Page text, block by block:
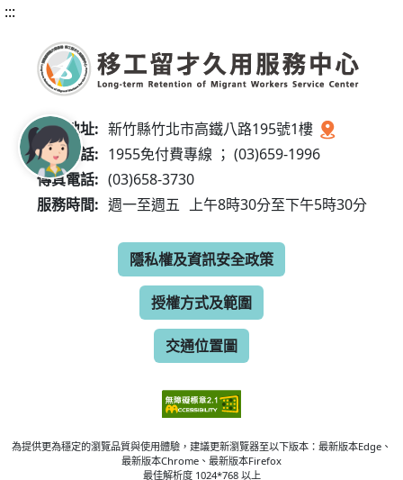
:::
服務地址: 新竹縣竹北市高鐵八路195號1樓
服務電話: 1955免付費專線 ； (03)659-1996
傳真電話: (03)658-3730
服務時間: 週一至週五 上午8時30分至下午5時30分
隱私權及資訊安全政策
授權方式及範圍
交通位置圖
為提供更為穩定的瀏覽品質與使用體驗，建議更新瀏覽器至以下版本：最新版本Edge、
最新版本Chrome、最新版本Firefox
最佳解析度 1024*768 以上